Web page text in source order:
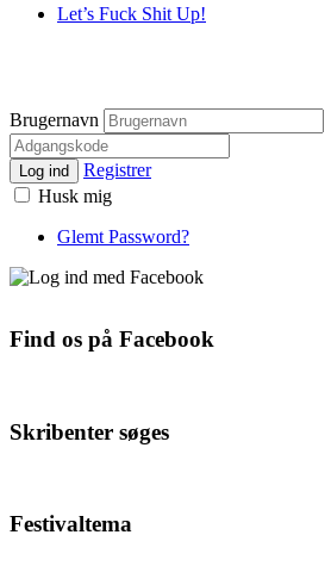
Let’s Fuck Shit Up!
Brugernavn
Log ind
Registrer
Husk mig
Glemt Password?
Find os på Facebook
Skribenter søges
Festivaltema